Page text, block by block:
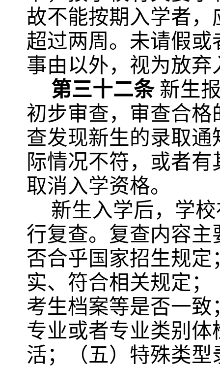
故不能按期入学者
超过两周。未请假
事由以外，视为放弃
第三十二条 新生
初步审查，审查合
查发现新生的录取
际情况不符，或者
取消入学资格。
新生入学后，学
行复查。复查内容
否合乎国家招生规
实、符合相关规定
考生档案等是否一
专业或者专业类别
活；（五）特殊类